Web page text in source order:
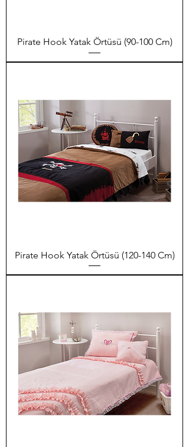
Pirate Hook Yatak Örtüsü (90-100 Cm)
Pirate Hook Yatak Örtüsü (120-140 Cm)